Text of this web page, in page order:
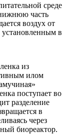
среде
часть
воздух от
установленным в
из
илом
поступает во
разделение
в
через
биореактор.